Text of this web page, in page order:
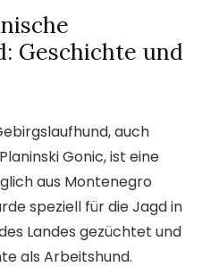
Geschichte und
auch
Gonic, ist eine
aus Montenegro
speziell für die Jagd in
Landes gezüchtet und
als Arbeitshund.